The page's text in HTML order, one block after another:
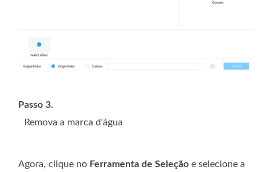
Passo 3.
Remova a marca d'água
Agora, clique no Ferramenta de Seleção e selecione a